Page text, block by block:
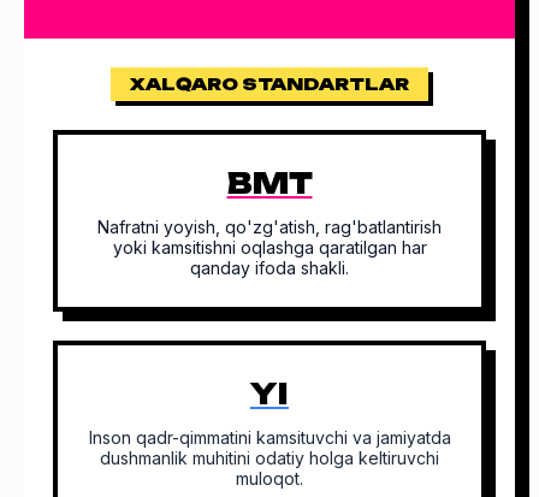
XALQARO STANDARTLAR
BMT
Nafratni yoyish, qo'zg'atish, rag'batlantirish
yoki kamsitishni oqlashga qaratilgan har
qanday ifoda shakli.
YI
Inson qadr-qimmatini kamsituvchi va jamiyatda
dushmanlik muhitini odatiy holga keltiruvchi
muloqot.